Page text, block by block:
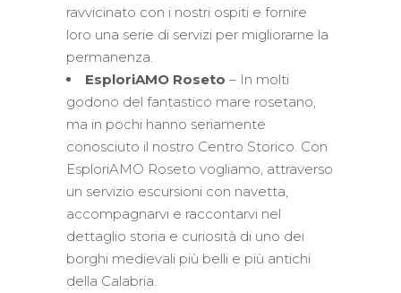
ravvicinato con i nostri ospiti e fornire
loro una serie di servizi per migliorarne la
permanenza.
EsploriAMO Roseto – In molti
godono del fantastico mare rosetano,
ma in pochi hanno seriamente
conosciuto il nostro Centro Storico. Con
EsploriAMO Roseto vogliamo, attraverso
un servizio escursioni con navetta,
accompagnarvi e raccontarvi nel
dettaglio storia e curiosità di uno dei
borghi medievali più belli e più antichi
della Calabria.